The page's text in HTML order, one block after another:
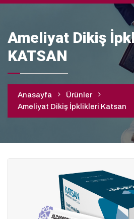
Ameliyat Dikiş
KATSAN
Anasayfa
Ürünler
Ameliyat Dikiş İpklikleri Katsan